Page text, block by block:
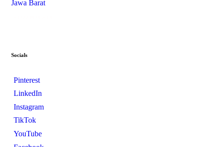
Jawa Barat
Socials
Pinterest
LinkedIn
Instagram
TikTok
YouTube